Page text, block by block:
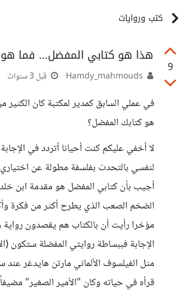
كتب وروايات
9
هذا هو كتابي المفضل... فما هو
قبل 3 سنوات
في عملي السابق كمدير لمكتبة كان الكثير
هو كتابك المفضل؟
لا أخفي عليكم كنت أحيانا أتردد في
لنفسي بالتحدث بفلسفة مطولة عن اختياري
أجيب بأن كتابي المفضل هو مقدمة ابن
الضخم الصعب الذي يطرح أكثر من فكرة
مؤخرا رأيت أن بالكتاب هم يقصدون رواية
الإجابة فببساطة روايتي المفضلة ستكون
مثل الفيلسوف الألماني مارتن هايدغر
قرأه في حياته وكان "الأمير الصغير"